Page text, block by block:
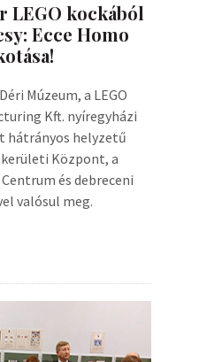
LEGO kockából
Ecce Homo
Múzeum, a LEGO
Kft. nyíregyházi
hátrányos helyzetű
Központ, a
és debreceni
valósul meg.